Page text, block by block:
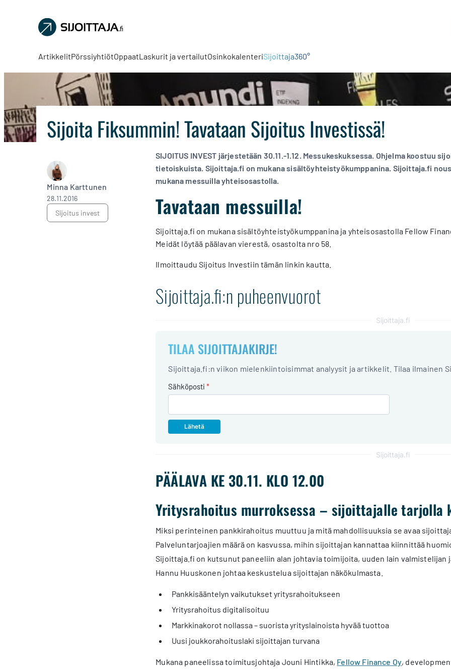
Sijoittaja.fi
Tee
sijoituspäätöksiä
ArtikkelitPörssiyhtiötOppaatLaskurit ja vertailutOsinkokalenteriSijoittaja360°
Sijoita Fiksummin! Tavataan Sijoitus Investissä!
Minna Karttunen
28.11.2016
sijoitus invest
SIJOITUS INVEST järjestetään 30.11.-1.12. Messukeskuksessa. Ohjelma koostuu
tietoiskuista. Sijoittaja.fi on mukana sisältöyhteistyökumppanina. Sijoittaja.fi
mukana messuilla yhteisosastolla.
Tavataan messuilla!
Sijoittaja.fi on mukana sisältöyhteistyökumppanina ja yhteisosastolla Fellow
Meidät löytää päälavan vierestä, osastolta nro 58.
Ilmoittaudu Sijoitus Investiin tämän linkin kautta.
Sijoittaja.fi:n puheenvuorot
Sijoittaja.fi
TILAA SIJOITTAJAKIRJE!
Sijoittaja.fi:n viikon mielenkiintoisimmat analyysit ja artikkelit. Tilaa ilmainen
Sähköposti *
Sijoittaja.fi
PÄÄLAVA KE 30.11. KLO 12.00
Yritysrahoitus murroksessa – sijoittajalle tarjolla
Miksi perinteinen pankkirahoitus muuttuu ja mitä mahdollisuuksia se avaa
Palveluntarjoajien määrä on kasvussa, mihin sijoittajan kannattaa kiinnittää
Sijoittaja.fi on kutsunut paneeliin alan johtavia toimijoita, uuden lain
Hannu Huuskonen johtaa keskustelua sijoittajan näkökulmasta.
Pankkisääntelyn vaikutukset yritysrahoitukseen
Yritysrahoitus digitalisoituu
Markkinakorot nollassa – suorista yrityslainoista hyvää tuottoa
Uusi joukkorahoituslaki sijoittajan turvana
Mukana paneelissa toimitusjohtaja Jouni Hintikka, Fellow Finance Oy,